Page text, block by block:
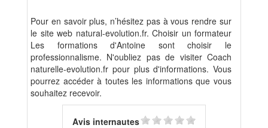
Pour en savoir plus, n’hésitez pas à vous rendre sur
le site web natural-evolution.fr. Choisir un formateur
Les formations d'Antoine sont choisir le
professionnalisme. N'oubliez pas de visiter Coach
naturelle-evolution.fr pour plus d'informations. Vous
pourrez accéder à toutes les informations que vous
souhaitez recevoir.
Avis internautes